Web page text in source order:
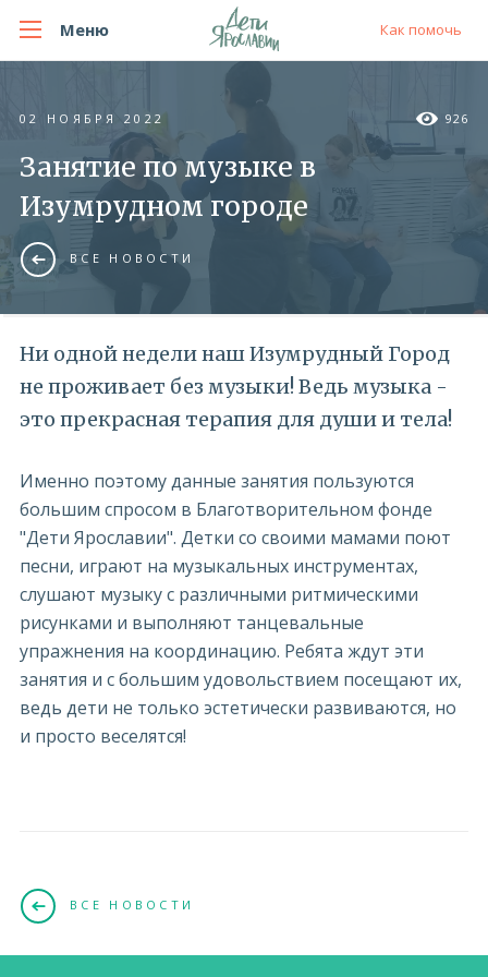
Меню Как помочь
02 НОЯБРЯ 2022 926
Занятие по музыке в
Изумрудном городе
ВСЕ НОВОСТИ
Ни одной недели наш Изумрудный Город
не проживает без музыки! Ведь музыка -
это прекрасная терапия для души и тела!
Именно поэтому данные занятия пользуются
большим спросом в Благотворительном фонде
"Дети Ярославии". Детки со своими мамами поют
песни, играют на музыкальных инструментах,
слушают музыку с различными ритмическими
рисунками и выполняют танцевальные
упражнения на координацию. Ребята ждут эти
занятия и с большим удовольствием посещают их,
ведь дети не только эстетически развиваются, но
и просто веселятся!
ВСЕ НОВОСТИ